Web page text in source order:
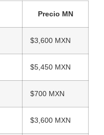
Precio MN
$3,600 MXN
$5,450 MXN
$700 MXN
$3,600 MXN